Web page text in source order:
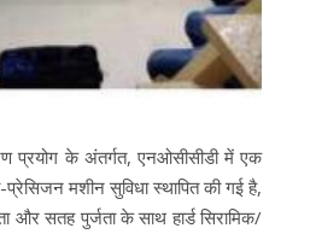
प्रयोग के अंतर्गत, एनओसीसीडी में एक
मशीन सुविधा स्थापित की गई है,
और सतह पुर्जता के साथ हार्ड सिरामिक/